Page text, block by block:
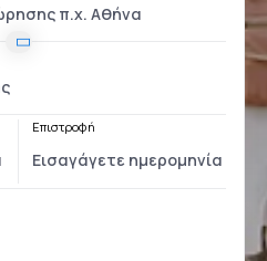
Επιστροφή